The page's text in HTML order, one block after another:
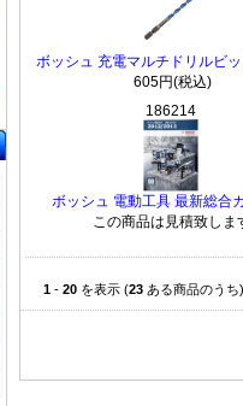
ボッシュ 充電マルチドリルビ
605円(税込)
186214
ボッシュ 電動工具 最新総合
この商品は見積致しま
1 - 20 を表示 (23 ある商品のうち)